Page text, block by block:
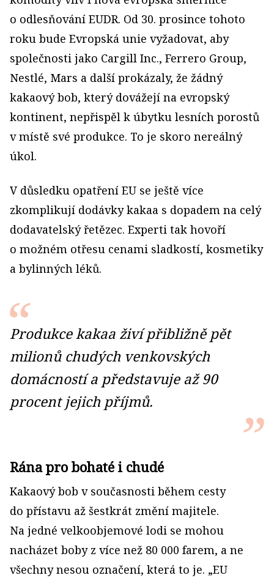
o odlesňování EUDR. Od 30. prosince tohoto
roku bude Evropská unie vyžadovat, aby
společnosti jako Cargill Inc., Ferrero Group,
Nestlé, Mars a další prokázaly, že žádný
kakaový bob, který dovážejí na evropský
kontinent, nepřispěl k úbytku lesních porostů
v místě své produkce. To je skoro nereálný
úkol.
V důsledku opatření EU se ještě více
zkomplikují dodávky kakaa s dopadem na celý
dodavatelský řetězec. Experti tak hovoří
o možném otřesu cenami sladkostí, kosmetiky
a bylinných léků.
Produkce kakaa živí přibližně pět
milionů chudých venkovských
domácností a předsta­vuje až 90
procent jejich příjmů.
Rána pro bohaté i chudé
Kakaový bob v současnosti během cesty
do přístavu až šestkrát změní majitele.
Na jedné velkoobjemové lodi se mohou
nacházet boby z více než 80 000 farem, a ne
všechny nesou označení, která to je. „EU